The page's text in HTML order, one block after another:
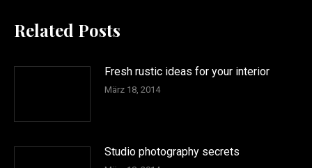
Related Posts
Fresh rustic ideas for your interior
März 18, 2014
Studio photography secrets